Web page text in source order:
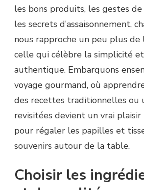
les bons produits, les gestes
les secrets d’assaisonnement,
nous rapproche un peu plus de
celle qui célèbre la simplicité
authentique. Embarquons
voyage gourmand, où
des recettes traditionnelles ou
revisitées devient un vrai plaisir
pour régaler les papilles et
souvenirs autour de la table.
Choisir les